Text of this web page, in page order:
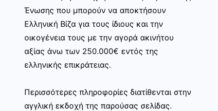
Ένωσης που μπορούν να αποκτήσουν
Ελληνική Βίζα για τους ίδιους και την
οικογένεια τους με την αγορά ακινήτου
αξίας άνω των 250.000€ εντός της
ελληνικής επικράτειας.
Περισσότερες πληροφορίες διατίθενται στην
αγγλική εκδοχή της παρούσας σελίδας.